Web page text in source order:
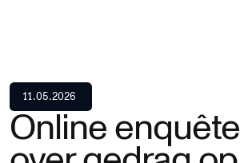
11.05.2026
Online enquête